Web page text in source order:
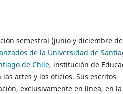
semestral (junio y diciembre de
de la Universidad de
de Chile, institución de
artes y los oficios. Sus escritos
exclusivamente en línea, en la